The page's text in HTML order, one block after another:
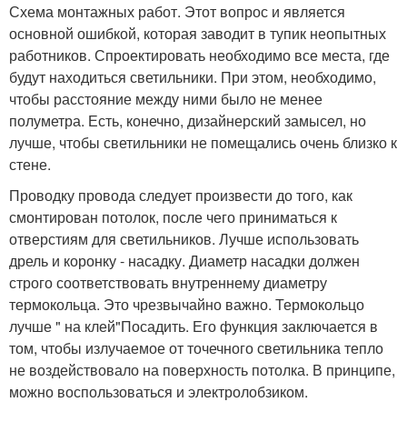
Схема монтажных работ. Этот вопрос и является
основной ошибкой, которая заводит в тупик неопытных
работников. Спроектировать необходимо все места, где
будут находиться светильники. При этом, необходимо,
чтобы расстояние между ними было не менее
полуметра. Есть, конечно, дизайнерский замысел, но
лучше, чтобы светильники не помещались очень близко к
стене.
Проводку провода следует произвести до того, как
смонтирован потолок, после чего приниматься к
отверстиям для светильников. Лучше использовать
дрель и коронку - насадку. Диаметр насадки должен
строго соответствовать внутреннему диаметру
термокольца. Это чрезвычайно важно. Термокольцо
лучше " на клей"Посадить. Его функция заключается в
том, чтобы излучаемое от точечного светильника тепло
не воздействовало на поверхность потолка. В принципе,
можно воспользоваться и электролобзиком.